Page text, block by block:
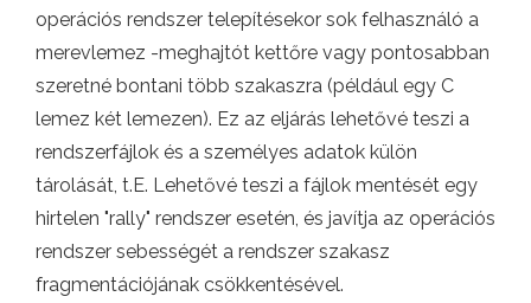
operációs rendszer telepítésekor sok felhasználó a
merevlemez -meghajtót kettőre vagy pontosabban
szeretné bontani több szakaszra (például egy C
lemez két lemezen). Ez az eljárás lehetővé teszi a
rendszerfájlok és a személyes adatok külön
tárolását, t.E. Lehetővé teszi a fájlok mentését egy
hirtelen "rally" rendszer esetén, és javítja az operációs
rendszer sebességét a rendszer szakasz
fragmentációjának csökkentésével.